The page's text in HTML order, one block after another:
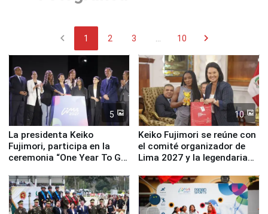
chevron_left 1 2 3 10 chevron_right
5
La presidenta Keiko
Fujimori, participa en la
ceremonia “One Year To Go
10
Keiko Fujimori se reúne con
el comité organizador de
Lima 2027 y la legendaria